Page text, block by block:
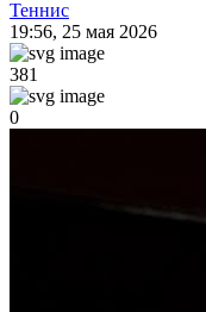
Теннис
19:56, 25 мая 2026
381
0